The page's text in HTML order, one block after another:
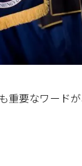
要なワードが